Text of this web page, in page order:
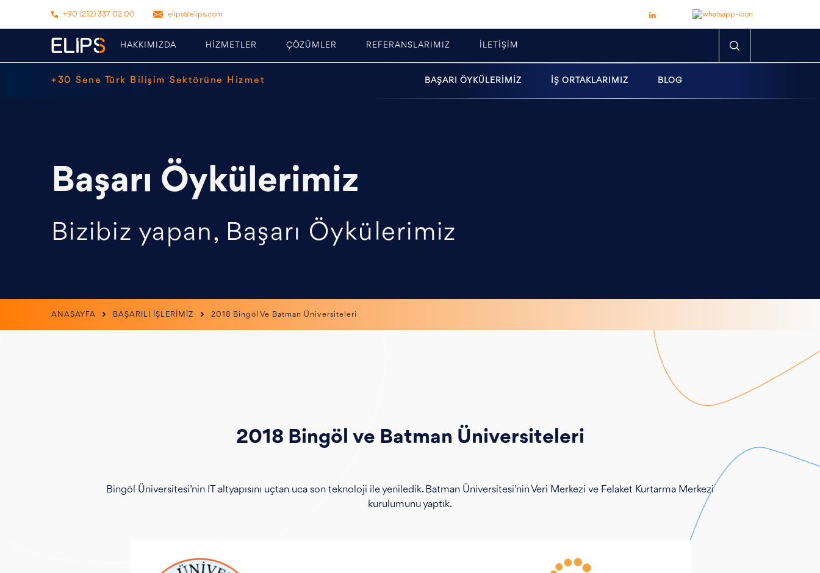
+90 (212) 337 02 00 elips@elips.com
HAKKIMIZDA HİZMETLER ÇÖZÜMLER REFERANSLARIMIZ İLETİŞİM
+30 Sene Türk Bilişim Sektörüne Hizmet BAŞARI ÖYKÜLERİMİZ İŞ ORTAKLARIMIZ BLOG
Başarı Öykülerimiz
Bizibiz yapan, Başarı Öykülerimiz
ANASAYFA BAŞARILI İŞLERİMİZ 2018 Bingöl Ve Batman Üniversiteleri
2018 Bingöl ve Batman Üniversiteleri
Bingöl Üniversitesi’nin IT altyapısını uçtan uca son teknoloji ile yeniledik. Batman Üniversitesi’nin Veri Merkezi ve Felaket Kurtarma Merkezi
kurulumunu yaptık.